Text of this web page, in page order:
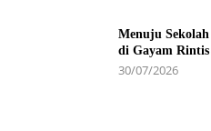
Menuju
di Gayam
30/07/2026